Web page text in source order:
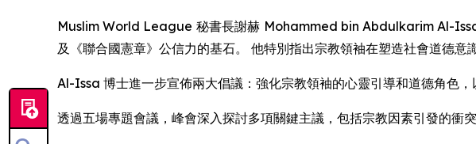
Muslim World League 秘書長謝赫 Mohammed bin Abdulkarim Al-
及《聯合國憲章》公信力的基石。 他特別指出宗教領袖在塑造社會道德意
Al-Issa 博士進一步宣佈兩大倡議：強化宗教領袖的心靈引導和道德角色，
透過五場專題會議，峰會深入探討多項關鍵主議，包括宗教因素引發的衝